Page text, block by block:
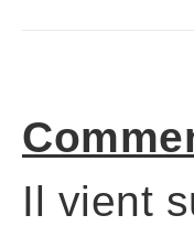
Il vient